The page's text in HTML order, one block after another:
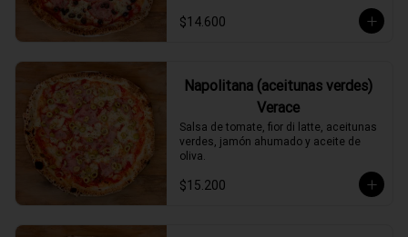
$14.600
Napolitana (aceitunas verdes)
Verace
Salsa de tomate, fior di latte, aceitunas
verdes, jamón ahumado y aceite de
oliva.
$15.200